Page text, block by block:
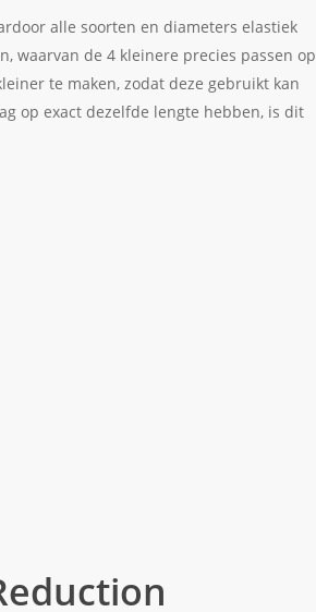
alle soorten en diameters elastiek
waarvan de 4 kleinere precies passen op
te maken, zodat deze gebruikt kan
op exact dezelfde lengte hebben, is dit